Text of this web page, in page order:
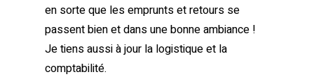
en sorte que les emprunts et retours se
passent bien et dans une bonne ambiance !
Je tiens aussi à jour la logistique et la
comptabilité.